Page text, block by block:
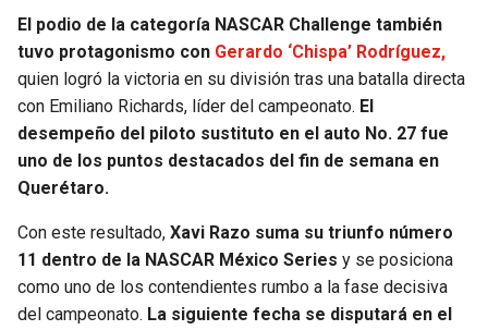
El podio de la categoría NASCAR Challenge también
tuvo protagonismo con Gerardo ‘Chispa’ Rodríguez,
quien logró la victoria en su división tras una batalla directa
con Emiliano Richards, líder del campeonato. El
desempeño del piloto sustituto en el auto No. 27 fue
uno de los puntos destacados del fin de semana en
Querétaro.
Con este resultado, Xavi Razo suma su triunfo número
11 dentro de la NASCAR México Series y se posiciona
como uno de los contendientes rumbo a la fase decisiva
del campeonato. La siguiente fecha se disputará en el